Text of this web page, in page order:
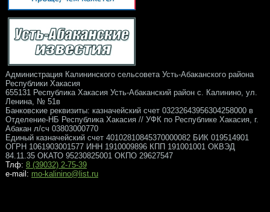
Администрация Калининского сельсовета Усть-Абаканского района
Республики Хакасия
655131 Республика Хакасия Усть-Абаканский район с. Калинино, ул.
Ленина, № 51в
Банковские реквизиты: казначейский счет 03232643956304258000 в
Отделение-НБ Республика Хакасия // УФК по Республике Хакасия, г.
Абакан л/сч 03803000770
Единый казначейский счет 40102810845370000082 БИК 019514901
ОГРН 1061903001577 ИНН 1910009896 КПП 191001001 ОКВЭД
84.11.35 ОКАТО 95230825001 ОКПО 29627547
Тлф: 8 (39032) 2-75-39
e-mail: mo-kalinino@list.ru